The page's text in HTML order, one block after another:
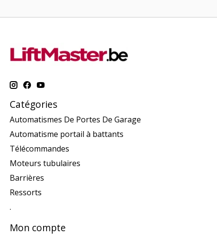
Catégories
Automatismes De Portes De Garage
Automatisme portail à battants
Télécommandes
Moteurs tubulaires
Barrières
Ressorts
.
Mon compte